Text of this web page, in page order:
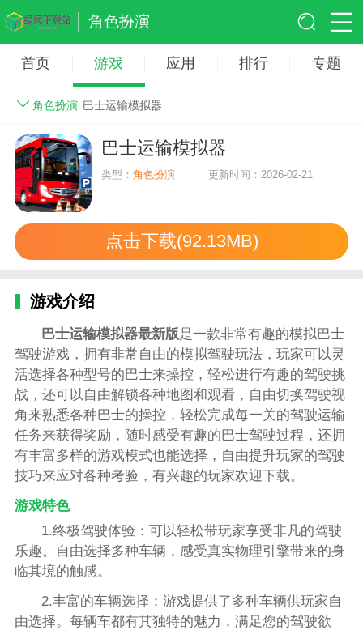
角色扮演
首页 游戏 应用 排行 专题
角色扮演 巴士运输模拟器
巴士运输模拟器
类型：角色扮演 更新时间：2026-02-21
点击下载(92.13MB)
游戏介绍
巴士运输模拟器最新版是一款非常有趣的模拟巴士
驾驶游戏，拥有非常自由的模拟驾驶玩法，玩家可以灵
活选择各种型号的巴士来操控，轻松进行有趣的驾驶挑
战，还可以自由解锁各种地图和观看，自由切换驾驶视
角来熟悉各种巴士的操控，轻松完成每一关的驾驶运输
任务来获得奖励，随时感受有趣的巴士驾驶过程，还拥
有丰富多样的游戏模式也能选择，自由提升玩家的驾驶
技巧来应对各种考验，有兴趣的玩家欢迎下载。
游戏特色
1.终极驾驶体验：可以轻松带玩家享受非凡的驾驶
乐趣。自由选择多种车辆，感受真实物理引擎带来的身
临其境的触感。
2.丰富的车辆选择：游戏提供了多种车辆供玩家自
由选择。每辆车都有其独特的魅力，满足您的驾驶欲